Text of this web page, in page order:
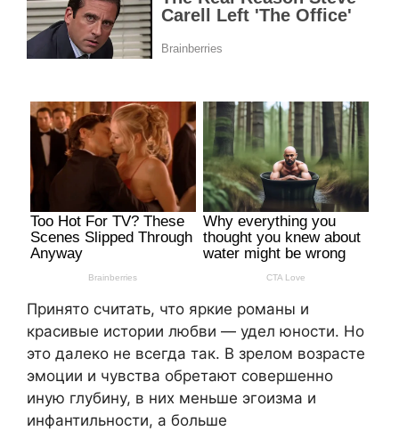
Принято считать, что яркие романы и
красивые истории любви — удел юности. Но
это далеко не всегда так. В зрелом возрасте
эмоции и чувства обретают совершенно
иную глубину, в них меньше эгоизма и
инфантильности, а больше